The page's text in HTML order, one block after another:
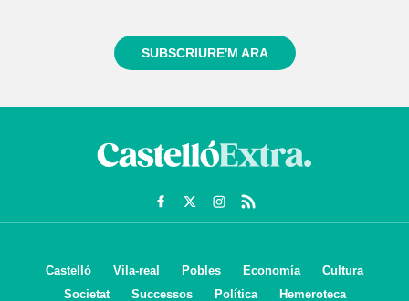
SUBSCRIURE'M ARA
Castelló Vila-real Pobles Economía
Cultura
Societat
Successos Política Hemeroteca